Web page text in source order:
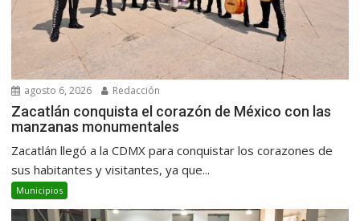
agosto 6, 2026 Redacción
Zacatlán conquista el corazón de México con las
manzanas monumentales
Zacatlán llegó a la CDMX para conquistar los corazones de
sus habitantes y visitantes, ya que...
Municipios